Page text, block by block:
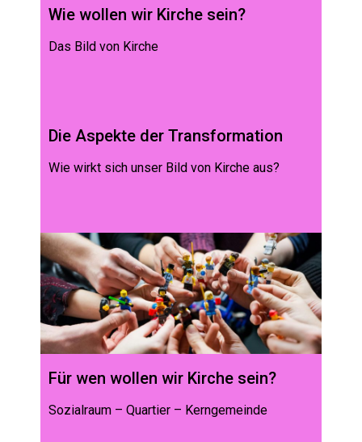
Wie wollen wir Kirche sein?
Das Bild von Kirche
Die Aspekte der Transformation
Wie wirkt sich unser Bild von Kirche aus?
Für wen wollen wir Kirche sein?
Sozialraum – Quartier – Kerngemeinde